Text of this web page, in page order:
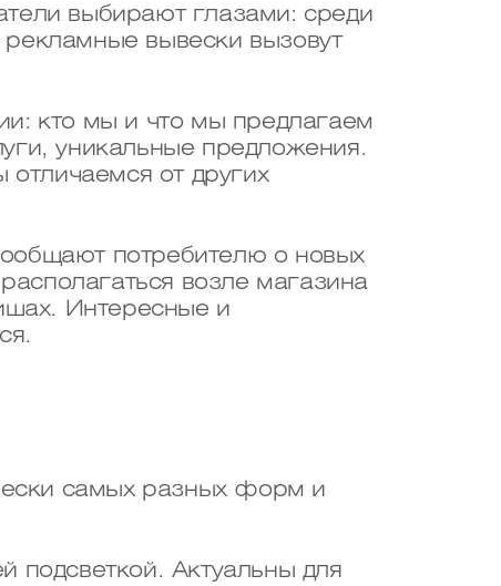
выбирают глазами: среди
вывески вызовут
кто мы и что мы предлагаем
уникальные предложения.
от других
потребителю о новых
возле магазина
Интересные и
самых разных форм и
подсветкой. Актуальны для